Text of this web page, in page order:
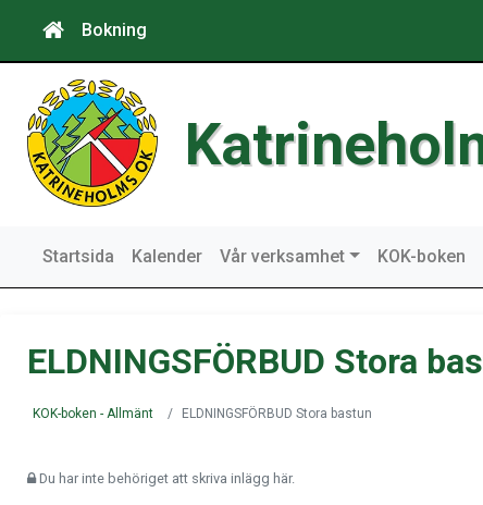
Bokning
Startsida Kalender Vår verksamhet KOK-boken
ELDNINGSFÖRBUD Stora
KOK-boken - Allmänt ELDNINGSFÖRBUD Stora bastun
Du har inte behöriget att skriva inlägg här.